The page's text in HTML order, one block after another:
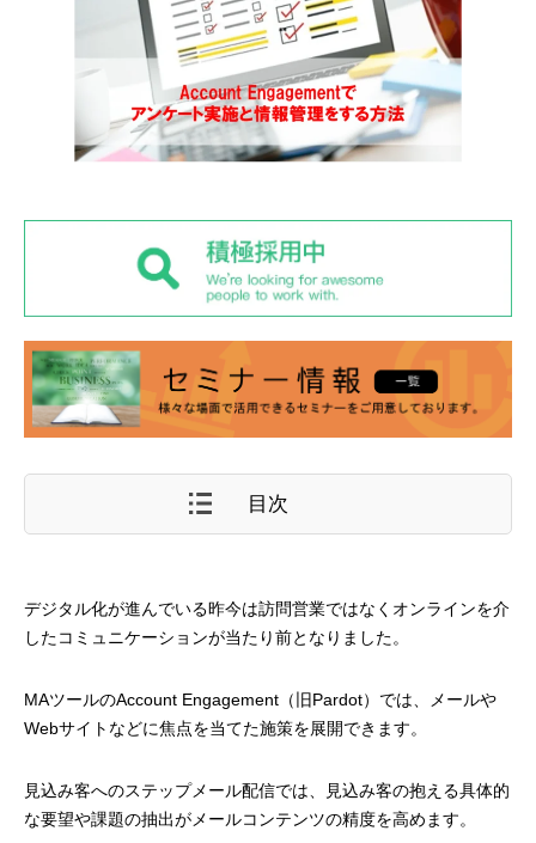
目次
デジタル化が進んでいる昨今は訪問営業ではなくオンラインを介
したコミュニケーションが当たり前となりました。
MAツールのAccount Engagement（旧Pardot）では、メールや
Webサイトなどに焦点を当てた施策を展開できます。
見込み客へのステップメール配信では、見込み客の抱える具体的
な要望や課題の抽出がメールコンテンツの精度を高めます。